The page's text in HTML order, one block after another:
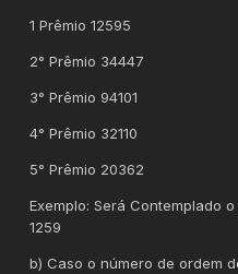
1 Prêmio 12595
2° Prêmio 34447
3° Prêmio 94101
4° Prêmio 32110
5° Prêmio 20362
Exemplo: Será Contemplado
1259
b) Caso o número de ordem